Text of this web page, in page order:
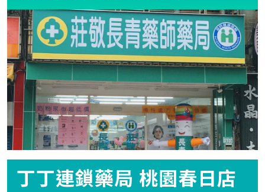
丁丁連鎖藥局 桃園春日店